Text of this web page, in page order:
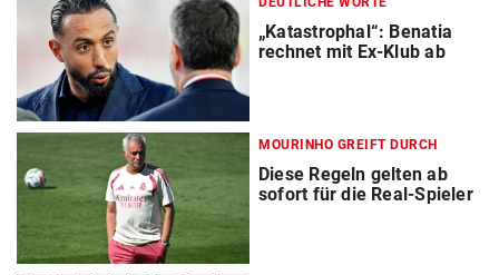
„Katastrophal“: Benatia
rechnet mit Ex-Klub ab
MOURINHO GREIFT DURCH
Diese Regeln gelten ab
sofort für die Real-Spieler